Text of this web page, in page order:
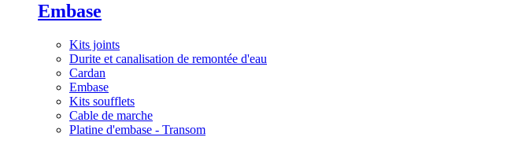
Embase
Kits joints
Durite et canalisation de remontée d'eau
Cardan
Embase
Kits soufflets
Cable de marche
Platine d'embase - Transom